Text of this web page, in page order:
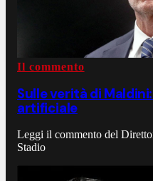
Il commento
Sulle verità di
artificiale
Leggi il commento del
Stadio